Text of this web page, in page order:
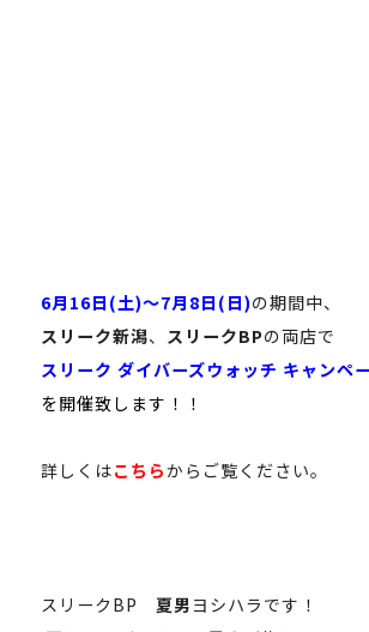
6月16日(土)〜7月8日(日)の期間中、
スリーク新潟、 スリークBPの両店で
スリーク ダイバーズウォッチ キャンペ
を開催致します！！
詳しくはこちらからご覧ください。
スリークBP 夏男 ヨシハラです！